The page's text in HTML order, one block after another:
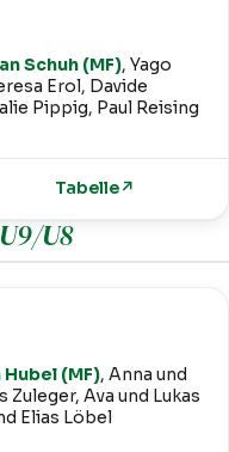
Schuh (MF), Yago
Erol, Davide
Pippig, Paul Reising
Tabelle↗
U8
(MF), Anna und
Zuleger, Ava und Lukas
Elias Löbel